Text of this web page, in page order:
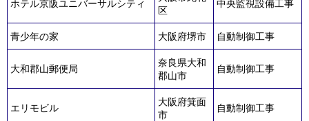
ホテル京阪ユニバーサルシティ
区
中央監視設備工事
青少年の家 大阪府堺市 自動制御工事
大和郡山郵便局
奈良県大和
郡山市
自動制御工事
エリモビル
大阪府箕面
市
自動制御工事